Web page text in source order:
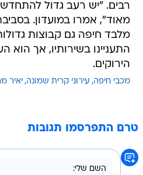
רבים. "יש רעב גדול
מאוד", אמרו במועדון.
מלבד חיפה גם קבוצות
התעניינו בשירותיו, אך הוא
הירוקים.
מכבי חיפה עירוני קרית שמונה יאיר
טרם התפרסמו תגובות